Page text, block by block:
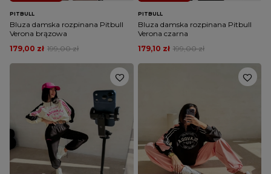
PITBULL
Bluza damska rozpinana Pitbull
Verona brązowa
199,00 zł
179,00 zł
PITBULL
Bluza damska rozpinana Pitbull
Verona czarna
199,00 zł
179,10 zł